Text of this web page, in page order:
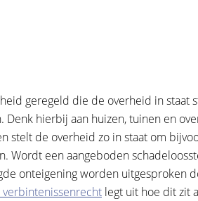
geregeld die de overheid in staat
Denk hierbij aan huizen, tuinen en
stelt de overheid zo in staat om
Wordt een aangeboden
onteigening worden uitgesproken
verbintenissenrecht legt uit hoe dit zit